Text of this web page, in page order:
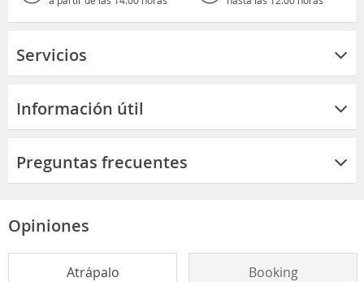
Servicios
Información útil
Preguntas frecuentes
Opiniones
Atrápalo Booking